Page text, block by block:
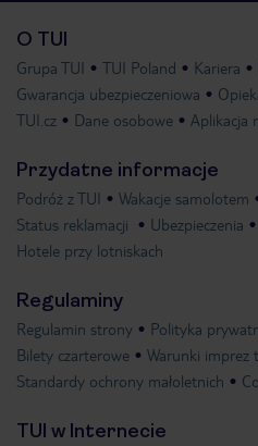
O TUI
Grupa TUI TUI Poland Kariera
Gwarancja ubezpieczeniowa
TUI.cz
Dane osobowe Aplikacja
Przydatne informacje
Podróż z TUI Wakacje samolotem
Status reklamacji
Ubezpieczenia
Hotele przy lotniskach
Regulaminy
Regulamin strony Polityka
Bilety czarterowe
Warunki imprez
Standardy ochrony małoletnich
TUI w Internecie